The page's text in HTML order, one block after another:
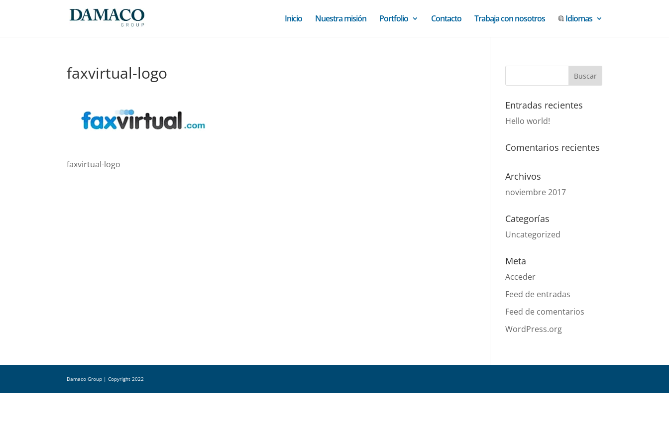
Inicio Nuestra misión Portfolio Contacto Trabaja con nosotros Idiomas
faxvirtual-logo
faxvirtual-logo
Entradas recientes
Hello world!
Comentarios recientes
Archivos
noviembre 2017
Categorías
Uncategorized
Meta
Acceder
Feed de entradas
Feed de comentarios
WordPress.org
Damaco Group | Copyright 2022